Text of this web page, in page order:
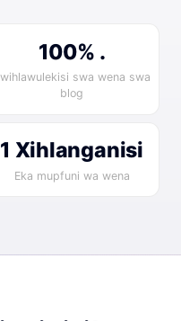
100% .
swa wena swa
blog
1 Xihlanganisi
Eka mupfuni wa wena